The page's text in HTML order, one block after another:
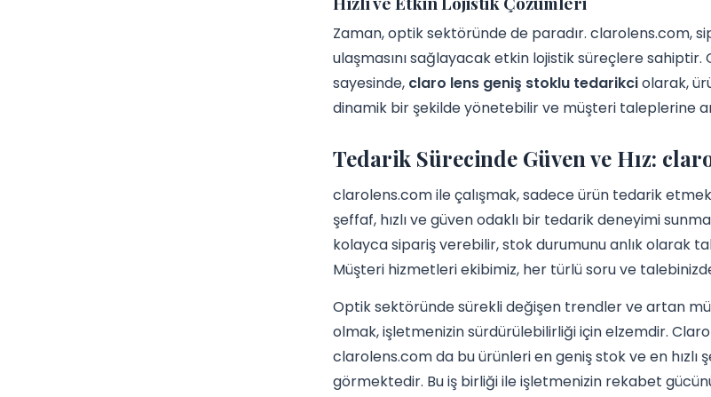
Zaman, optik sektöründe de paradır. clarolens.com,
ulaşmasını sağlayacak etkin lojistik süreçlere
sayesinde, claro lens geniş stoklu tedarikciolarak,
dinamik bir şekilde yönetebilir ve müşteri taleplerine
Tedarik Sürecinde Güven ve Hız:
clarolens.com ile çalışmak, sadece ürün tedarik
şeffaf, hızlı ve güven odaklı bir tedarik deneyimi
kolayca sipariş verebilir, stok durumunu anlık olarak
Müşteri hizmetleri ekibimiz, her türlü soru ve
Optik sektöründe sürekli değişen trendler ve artan
olmak, işletmenizin sürdürülebilirliği için elzemdir.
clarolens.com da bu ürünleri en geniş stok ve en
görmektedir. Bu iş birliği ile işletmenizin rekabet